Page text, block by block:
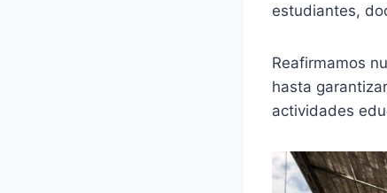
estudiantes,
Reafirmamos
hasta
actividades